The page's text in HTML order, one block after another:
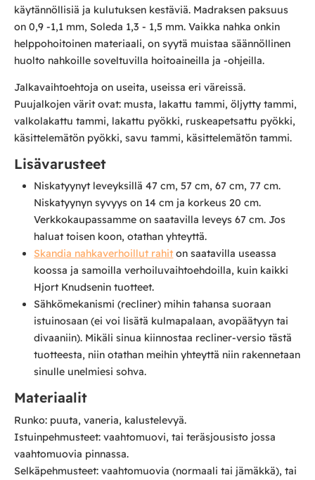
käytännöllisiä ja kulutuksen kestäviä. Madraksen paksuus
on 0,9 -1,1 mm, Soleda 1,3 - 1,5 mm. Vaikka nahka onkin
helppohoitoinen materiaali, on syytä muistaa säännöllinen
huolto nahkoille soveltuvilla hoitoaineilla ja -ohjeilla.
Jalkavaihtoehtoja on useita, useissa eri väreissä.
Puujalkojen värit ovat: musta, lakattu tammi, öljytty tammi,
valkolakattu tammi, lakattu pyökki, ruskeapetsattu pyökki,
käsittelemätön pyökki, savu tammi, käsittelemätön tammi.
Lisävarusteet
Niskatyynyt leveyksillä 47 cm, 57 cm, 67 cm, 77 cm.
Niskatyynyn syvyys on 14 cm ja korkeus 20 cm.
Verkkokaupassamme on saatavilla leveys 67 cm. Jos
haluat toisen koon, otathan yhteyttä.
Skandia nahkaverhoillut rahit on saatavilla useassa
koossa ja samoilla verhoiluvaihtoehdoilla, kuin kaikki
Hjort Knudsenin tuotteet.
Sähkömekanismi (recliner) mihin tahansa suoraan
istuinosaan (ei voi lisätä kulmapalaan, avopäätyyn tai
divaaniin). Mikäli sinua kiinnostaa recliner-versio tästä
tuotteesta, niin otathan meihin yhteyttä niin rakennetaan
sinulle unelmiesi sohva.
Materiaalit
Runko: puuta, vaneria, kalustelevyä.
Istuinpehmusteet: vaahtomuovi, tai teräsjousisto jossa
vaahtomuovia pinnassa.
Selkäpehmusteet: vaahtomuovia (normaali tai jämäkkä), tai